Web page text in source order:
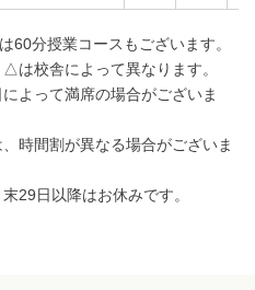
60分授業コースもございます。
校舎によって異なります。
よって満席の場合がございま
時間割が異なる場合がございま
29日以降はお休みです。